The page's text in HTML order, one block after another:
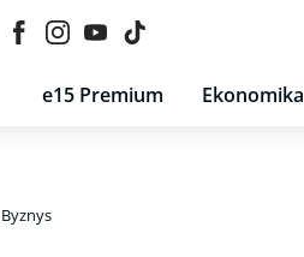
e15 Premium Ekonomika
Byznys